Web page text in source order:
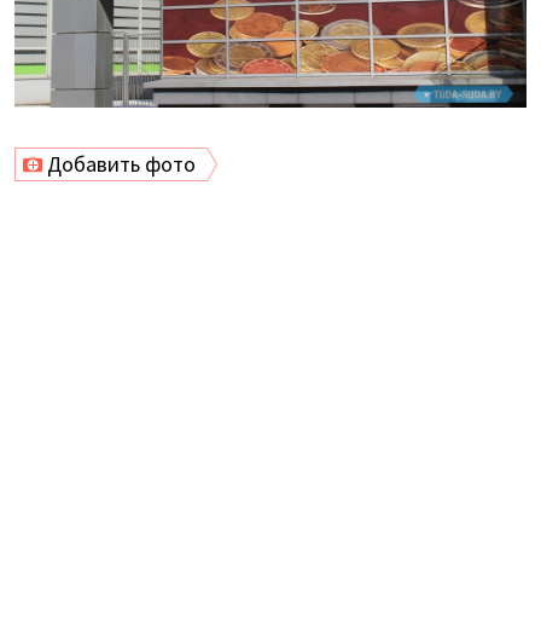
Добавить фото